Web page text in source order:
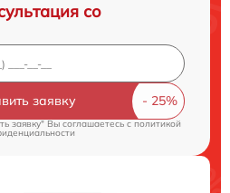
со
заявку
заявку" Вы соглашаетесь cполитикой